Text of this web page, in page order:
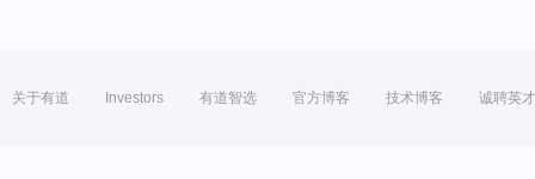
关于有道 Investors 有道智选 官方博客 技术博客 诚聘英才